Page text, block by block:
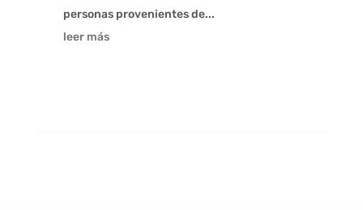
personas provenientes de...
leer más